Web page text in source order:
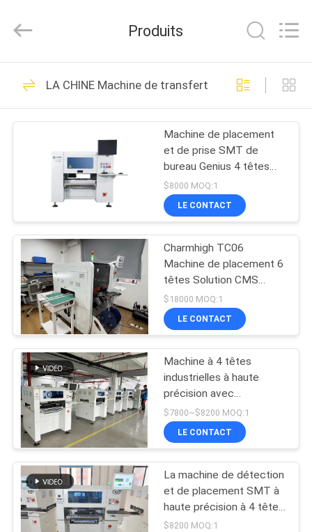
MAISON
PRODUITS
VIDÉOS
PROPOS
DE
NOUS
VISITE
DE
L'USINE
CONTRÔLE
QUALITÉ
CONTACTEZ-
NOUS
CHARMHIGH
TECHNOLOGY
Rights
Machine de
transfert de SMT
74
Chaîne de
production de SMT
37
Imprimante de
pochoir
Produits
LA CHINE Machine de transfert de SMT
Machine de placement
et de prise SMT de
bureau Genius 4 têtes
CHM-650 avec 50
alimentateurs
$8000 MOQ:1
LE CONTACT
Charmhigh TC06
Machine de placement 6
têtes Solution CMS
compacte et de haute
précision
$18000 MOQ:1
LE CONTACT
Machine à 4 têtes
industrielles à haute
précision avec
échangeur automatique,
support 0201 BGA
$7800~$8200 MOQ:1
LE CONTACT
La machine de détection
et de placement SMT à
haute précision à 4 têtes
CHM-5510
$8200 MOQ:1